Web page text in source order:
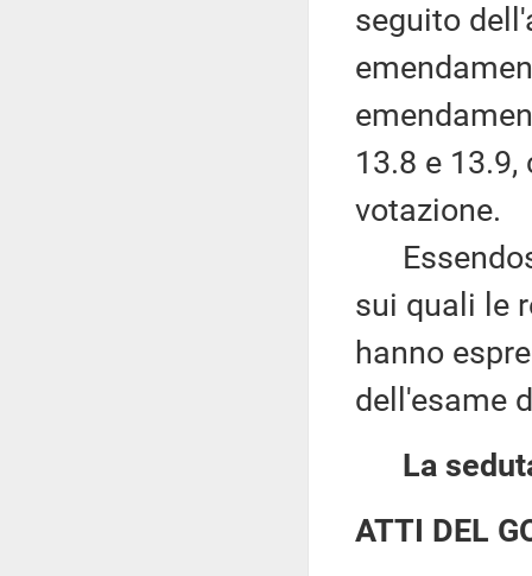
seguito
13.8 e
votazione.
sui quali le
hanno
dell'esame
La
ATTI DEL